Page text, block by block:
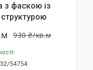
з фаскою із
930 ₴/кв.м
54754